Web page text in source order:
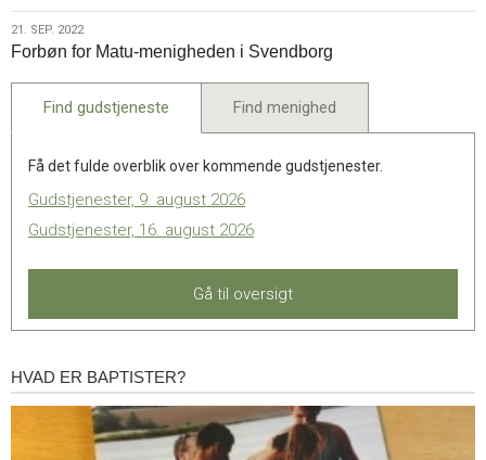
2022
21.
sep.
2022
21. SEP. 2022
Forbøn for Matu-menigheden i Svendborg
Find gudstjeneste Find menighed
Få det fulde overblik over kommende gudstjenester.
Gudstjenester, 9. august 2026
Gudstjenester, 16. august 2026
Gå til oversigt
Hvad
er
HVAD ER BAPTISTER?